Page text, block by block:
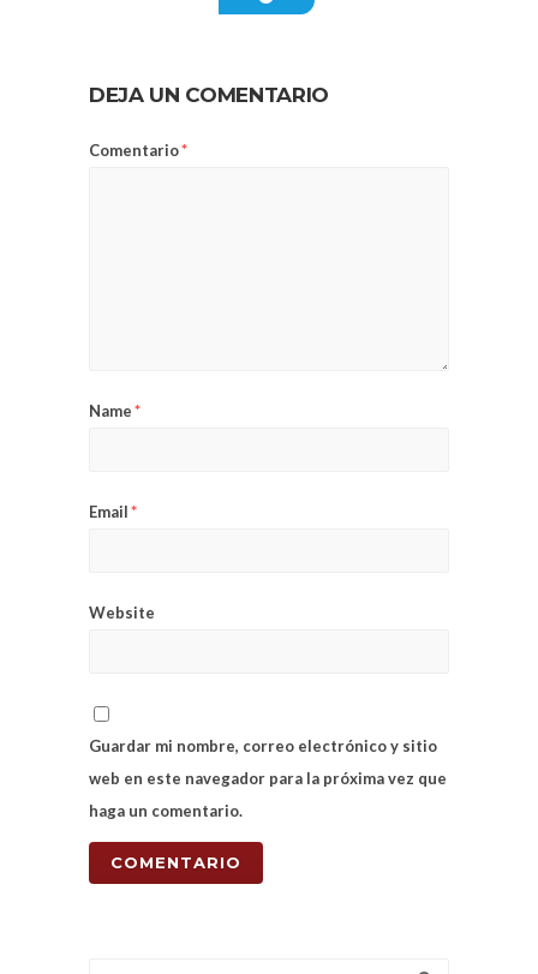
DEJA UN COMENTARIO
Comentario*
Name*
Email*
Website
Guardar mi nombre, correo electrónico y sitio
web en este navegador para la próxima vez que
haga un comentario.